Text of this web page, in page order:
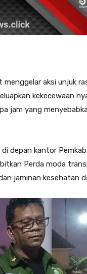
aksi unjuk
kekecewaan
jam yang
depan kantor
Perda moda
jaminan kesehatan